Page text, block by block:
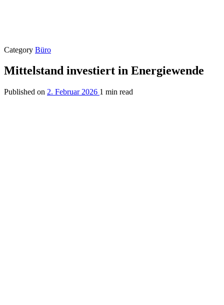
Category Büro
Mittelstand investiert in Energiewende
Published on 2. Februar 2026 1 min read